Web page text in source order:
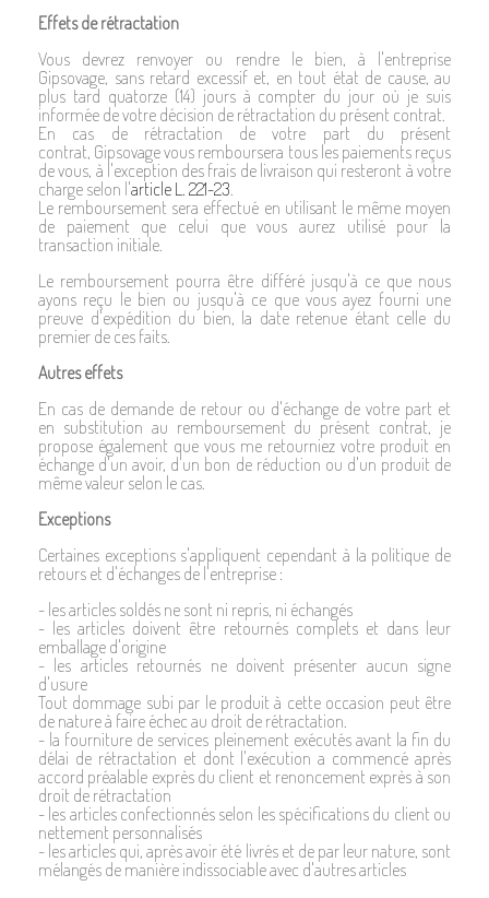
Effets de rétractation
Vous devrez renvoyer ou rendre le bien, à l'entreprise
Gipsovage, sans retard excessif et, en tout état de cause, au
plus tard quatorze (14) jours à compter du jour où je suis
informée de votre décision de rétractation du présent contrat.
En cas de rétractation de votre part du présent
contrat, Gipsovage vous remboursera tous les paiements reçus
de vous, à l'exception des frais de livraison qui resteront à votre
charge selon l'article L. 221-23.
Le remboursement sera effectué en utilisant le même moyen
de paiement que celui que vous aurez utilisé pour la
transaction initiale.
Le remboursement pourra être différé jusqu'à ce que nous
ayons reçu le bien ou jusqu'à ce que vous ayez fourni une
preuve d'expédition du bien, la date retenue étant celle du
premier de ces faits.
Autres effets
En cas de demande de retour ou d'échange de votre part et
en substitution au remboursement du présent contrat, je
propose également que vous me retourniez votre produit en
échange d'un avoir, d'un bon de réduction ou d'un produit de
même valeur selon le cas.
Exceptions
Certaines exceptions s'appliquent cependant à la politique de
retours et d'échanges de l'entreprise :
- les articles soldés ne sont ni repris, ni échangés
- les articles doivent être retournés complets et dans leur
emballage d'origine
- les articles retournés ne doivent présenter aucun signe
d'usure
Tout dommage subi par le produit à cette occasion peut être
de nature à faire échec au droit de rétractation.
- la fourniture de services pleinement exécutés avant la fin du
délai de rétractation et dont l'exécution a commencé après
accord préalable exprès du client et renoncement exprès à son
droit de rétractation
- les articles confectionnés selon les spécifications du client ou
nettement personnalisés
- les articles qui, après avoir été livrés et de par leur nature, sont
mélangés de manière indissociable avec d'autres articles